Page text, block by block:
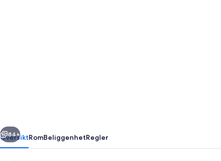
Neste
84+
OversiktRomBeliggenhetRegler